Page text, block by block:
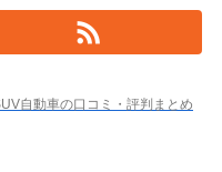
自動車の口コミ・評判まとめ